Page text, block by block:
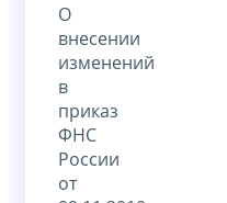
О
внесении
изменений
в
приказ
ФНС
России
от